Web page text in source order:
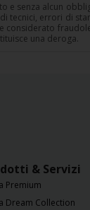
e senza alcun
tecnici, errori di
considerato
una deroga.
& Servizi
Premium
Dream Collection